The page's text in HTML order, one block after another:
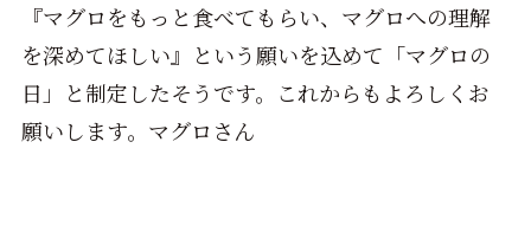
『マグロをもっと食べてもらい、マグロへの理解
を深めてほしい』という願いを込めて「マグロの
日」と制定したそうです。これからもよろしくお
願いします。マグロさん